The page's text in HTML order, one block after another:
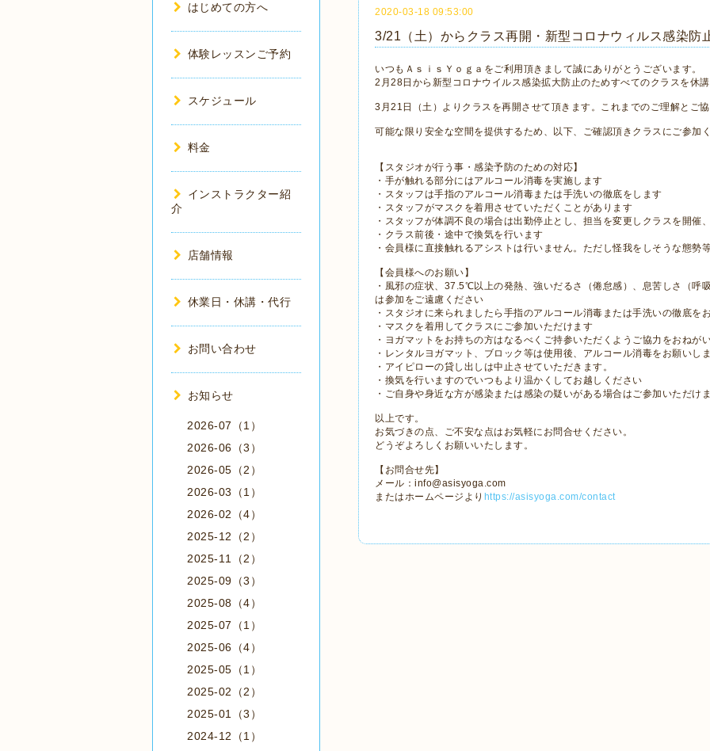
2020-03-18 09:53:00
3/21（土）からクラス再開・新型コロナウィルス感染防
いつもＡｓｉｓＹｏｇａをご利用頂きまして誠にありがとうございます。
2月28日から新型コロナウイルス感染拡大防止のためすべてのクラスを休
3月21日（土）よりクラスを再開させて頂きます。これまでのご理解とご
可能な限り安全な空間を提供するため、以下、ご確認頂きクラスにご参加
【スタジオが行う事・感染予防のための対応】
・手が触れる部分にはアルコール消毒を実施します
・スタッフは手指のアルコール消毒または手洗いの徹底をします
・スタッフがマスクを着用させていただくことがあります
・スタッフが体調不良の場合は出勤停止とし、担当を変更しクラスを開催
・クラス前後・途中で換気を行います
・会員様に直接触れるアシストは行いません。ただし怪我をしそうな態勢
【会員様へのお願い】
・風邪の症状、37.5℃以上の発熱、強いだるさ（倦怠感）、息苦しさ（呼
は参加をご遠慮ください
・スタジオに来られましたら手指のアルコール消毒または手洗いの徹底を
・マスクを着用してクラスにご参加いただけます
・ヨガマットをお持ちの方はなるべくご持参いただくようご協力をおねが
・レンタルヨガマット、ブロック等は使用後、アルコール消毒をお願いし
・アイピローの貸し出しは中止させていただきます。
・換気を行いますのでいつもより温かくしてお越しください
・ご自身や身近な方が感染または感染の疑いがある場合はご参加いただけ
以上です。
お気づきの点、ご不安な点はお気軽にお問合せください。
どうぞよろしくお願いいたします。
【お問合せ先】
メール：info@asisyoga.com
またはホームページより https://asisyoga.com/contact
はじめての方へ
体験レッスンご予約
スケジュール
料金
インストラクター紹
介
店舗情報
休業日・休講・代行
お問い合わせ
お知らせ
2026-07（1）
2026-06（3）
2026-05（2）
2026-03（1）
2026-02（4）
2025-12（2）
2025-11（2）
2025-09（3）
2025-08（4）
2025-07（1）
2025-06（4）
2025-05（1）
2025-02（2）
2025-01（3）
2024-12（1）